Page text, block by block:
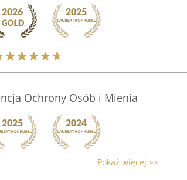
Ochrony Osób i Mienia
Pokaż więcej >>